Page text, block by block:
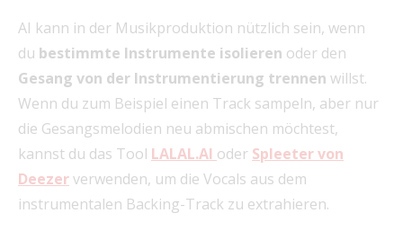
AI kann in der Musikproduktion nützlich sein, wenn
du bestimmte Instrumente isolieren oder den
Gesang von der Instrumentierung trennen willst.
Wenn du zum Beispiel einen Track sampeln, aber nur
die Gesangsmelodien neu abmischen möchtest,
kannst du das Tool LALAL.AI oder Spleeter von
Deezerverwenden, um die Vocals aus dem
instrumentalen Backing-Track zu extrahieren.